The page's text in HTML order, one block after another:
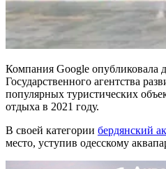
Компания Google опубликовала
Государственного агентства
популярных туристических
отдыха в 2021 году.
В своей категории бердянский
место, уступив одесскому